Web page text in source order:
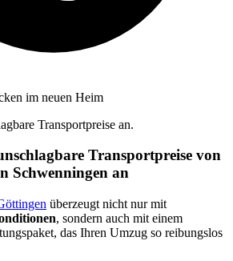
im neuen Heim
Transportpreise an.
Transportpreise von
Schwenningen an
überzeugt nicht nur mit
, sondern auch mit einem
das Ihren Umzug so reibungslos